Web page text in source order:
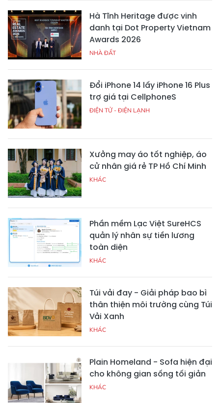
#dự án Sun City Hà Nam #Art Residence #Sun Urban
BÌNH LUẬN
Xin vui lòng gõ tiếng Việt có dấu
CÓ THỂ BẠN QUAN TÂM
Đeo đồng hồ thông
minh: Chọn dòng "pin
trâu" hay dòng nhiều
tính năng sức khỏe?
nháy: Nguyên nhân và
cách xử lý nhanh chóng
Đại chiến giá rẻ: Tai